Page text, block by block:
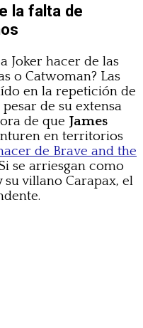
la falta de
Joker hacer de las
o Catwoman? Las
en la repetición de
de su extensa
de que James
en territorios
de Brave and the
se arriesgan como
villano Carapax, el